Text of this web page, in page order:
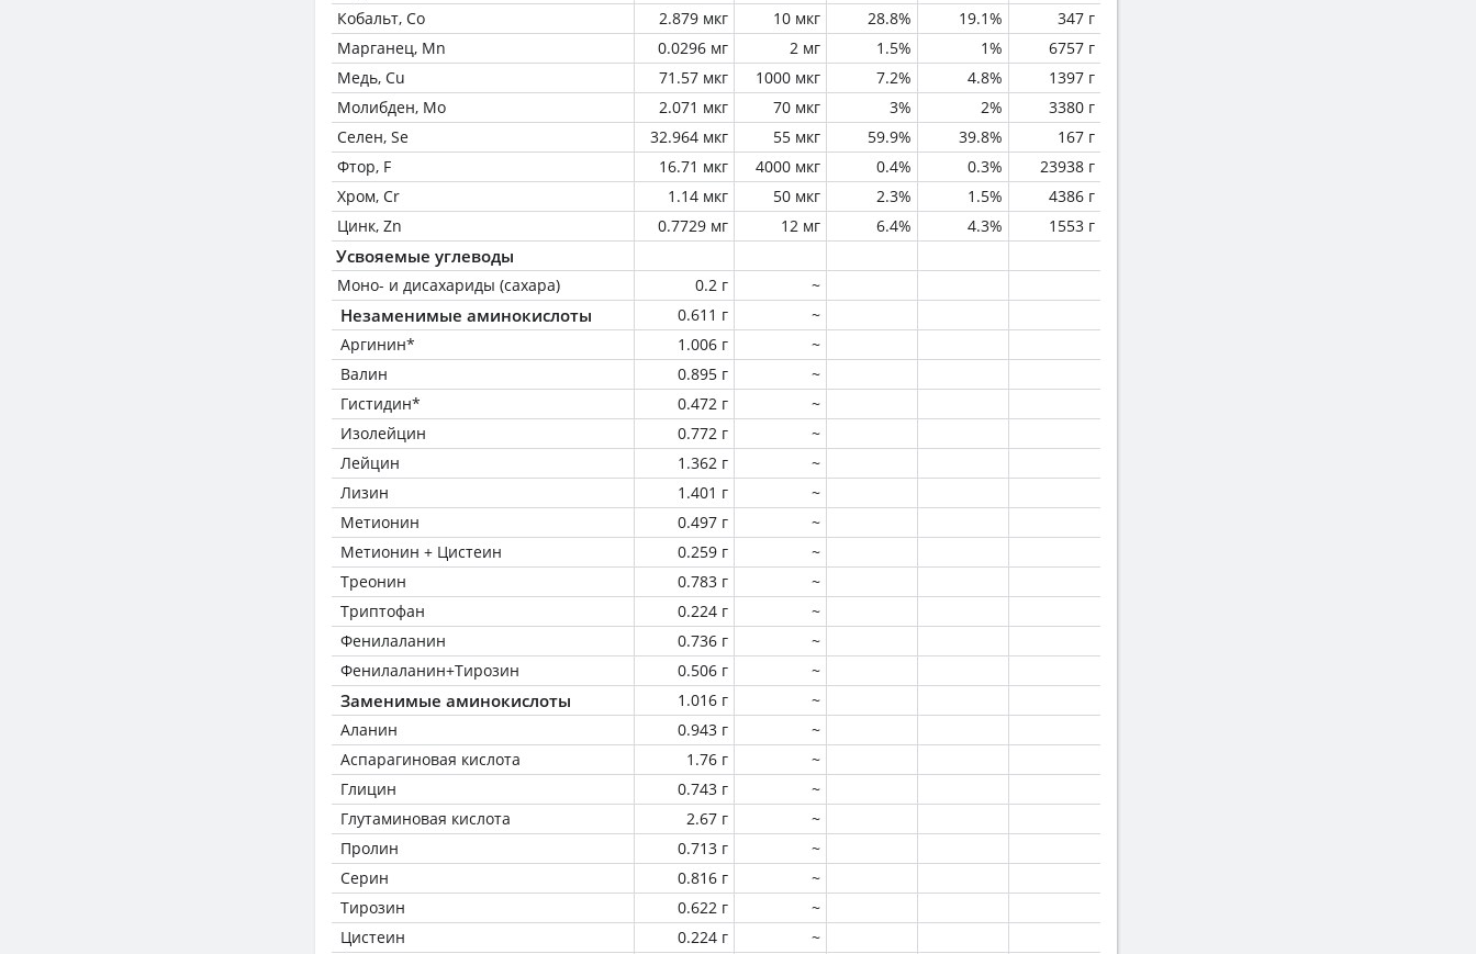
Кобальт, Co
2.879 мкг 10 мкг 28.8% 19.1%
347 г
Марганец, Mn
0.0296 мг 2 мг 1.5% 1%
6757 г
Медь, Cu
71.57 мкг 1000 мкг 7.2% 4.8%
1397 г
Молибден, Mo
2.071 мкг 70 мкг 3% 2%
3380 г
Селен, Se
32.964 мкг 55 мкг 59.9% 39.8%
167 г
Фтор, F
16.71 мкг 4000 мкг 0.4% 0.3%
23938 г
Хром, Cr
1.14 мкг 50 мкг 2.3% 1.5%
4386 г
Цинк, Zn
0.7729 мг 12 мг 6.4% 4.3% 1553 г
Усвояемые углеводы
Моно- и дисахариды (сахара) 0.2 г ~
Незаменимые аминокислоты 0.611 г
~
Аргинин*
1.006 г
~
Валин
0.895 г
~
Гистидин*
0.472 г
~
Изолейцин
0.772 г
~
Лейцин
1.362 г
~
Лизин
1.401 г
~
Метионин
0.497 г
~
Метионин + Цистеин
0.259 г
~
Треонин
0.783 г
~
Триптофан
0.224 г
~
Фенилаланин
0.736 г
~
Фенилаланин+Тирозин
0.506 г ~
Заменимые аминокислоты 1.016 г
~
Аланин
0.943 г
~
Аспарагиновая кислота
1.76 г
~
Глицин
0.743 г
~
Глутаминовая кислота
2.67 г
~
Пролин
0.713 г
~
Серин
0.816 г
~
Тирозин
0.622 г
~
Цистеин
0.224 г ~